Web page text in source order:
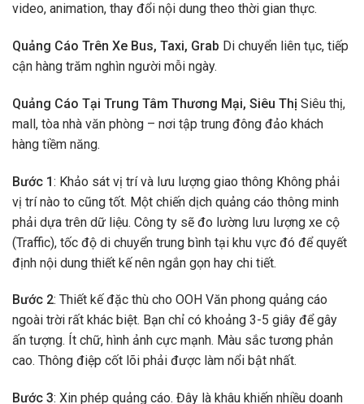
video, animation, thay đổi nội dung theo thời gian thực.
Quảng Cáo Trên Xe Bus, Taxi, Grab Di chuyển liên tục, tiếp
cận hàng trăm nghìn người mỗi ngày.
Quảng Cáo Tại Trung Tâm Thương Mại, Siêu Thị Siêu thị,
mall, tòa nhà văn phòng – nơi tập trung đông đảo khách
hàng tiềm năng.
Bước 1: Khảo sát vị trí và lưu lượng giao thông Không phải
vị trí nào to cũng tốt. Một chiến dịch quảng cáo thông minh
phải dựa trên dữ liệu. Công ty sẽ đo lường lưu lượng xe cộ
(Traffic), tốc độ di chuyển trung bình tại khu vực đó để quyết
định nội dung thiết kế nên ngắn gọn hay chi tiết.
Bước 2: Thiết kế đặc thù cho OOH Văn phong quảng cáo
ngoài trời rất khác biệt. Bạn chỉ có khoảng 3-5 giây để gây
ấn tượng. Ít chữ, hình ảnh cực mạnh. Màu sắc tương phản
cao. Thông điệp cốt lõi phải được làm nổi bật nhất.
Bước 3: Xin phép quảng cáo. Đây là khâu khiến nhiều doanh